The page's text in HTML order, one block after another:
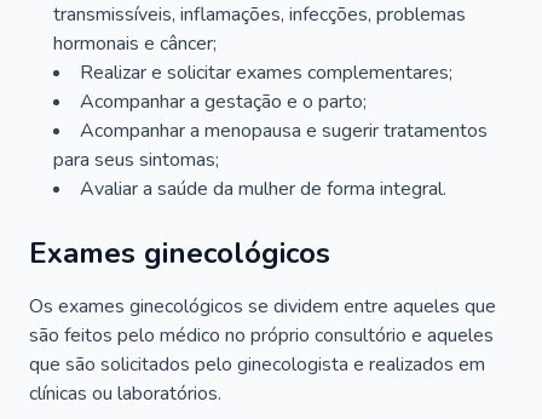
transmissíveis, inflamações, infecções, problemas
hormonais e câncer;
Realizar e solicitar exames complementares;
Acompanhar a gestação e o parto;
Acompanhar a menopausa e sugerir tratamentos
para seus sintomas;
Avaliar a saúde da mulher de forma integral.
Exames ginecológicos
Os exames ginecológicos se dividem entre aqueles que
são feitos pelo médico no próprio consultório e aqueles
que são solicitados pelo ginecologista e realizados em
clínicas ou laboratórios.